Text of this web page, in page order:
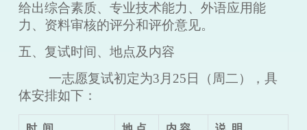
给出综合素质、专业技术能力、外语应用能
力、资料审核的评分和评价意见。
五、复试时间、地点及内容
一志愿复试初定为3 月 25日（周二），具
体安排如下：